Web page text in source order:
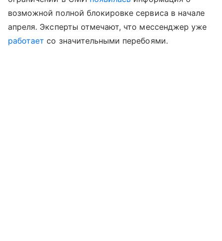
возможной полной блокировке сервиса в начале
апреля. Эксперты отмечают, что мессенджер уже
работает со значительными перебоями.